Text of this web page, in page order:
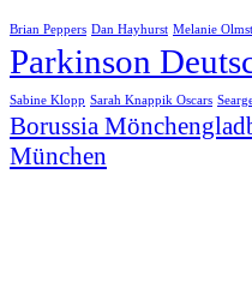
Brian Peppers Dan Hayhurst Melanie
Parkinson
Sabine Klopp Sarah Knappik Oscars
Borussia
München